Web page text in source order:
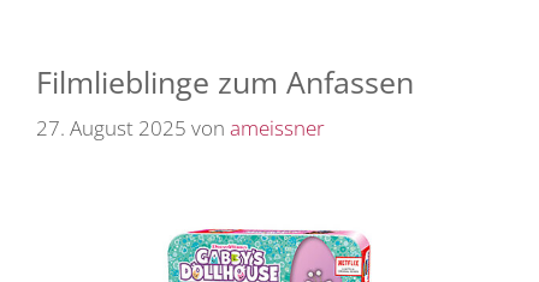
Filmlieblinge zum Anfassen
27. August 2025 von ameissner